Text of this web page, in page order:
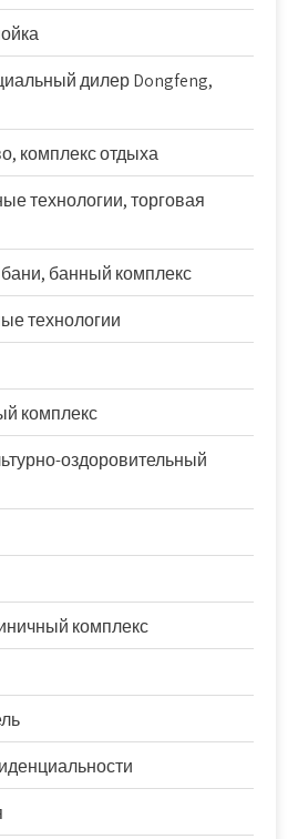
дилер Dongfeng,
комплекс отдыха
технологии, торговая
банный комплекс
технологии
комплекс
оздоровительный
комплекс